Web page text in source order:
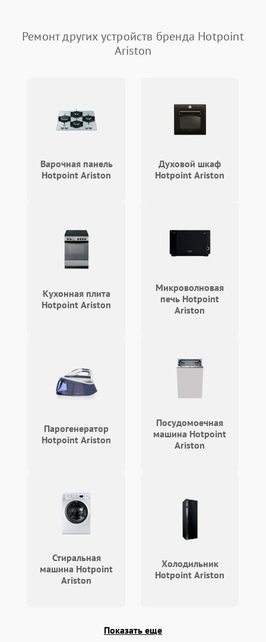
Постоянные сбои в работе 1500 ₽ Подробнее →
Ремонт других устройств бренда Hotpoint
Ariston
Варочная панель
Hotpoint Ariston
Духовой шкаф
Hotpoint Ariston
Кухонная плита
Hotpoint Ariston
Микроволновая
печь Hotpoint
Ariston
Парогенератор
Hotpoint Ariston
Посудомоечная
машина Hotpoint
Ariston
Стиральная
машина Hotpoint
Ariston
Холодильник
Hotpoint Ariston
Показать еще